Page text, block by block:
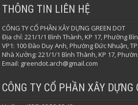
THÔNG TIN LIÊN HỆ
CÔNG TY CỔ PHẦN XÂY DỰNG GREEN DOT
Địa chỉ: 221/1/1 Bình Thành, KP 17, Phường
VP1: 100 Đào Duy Anh, Phường Đức Nhuận,
Nhà Xưởng: 221/1/1 Bình Thành, KP 17,
Email: greendot.arch@gmail.com
CÔNG TY CỔ PHẦN XÂY DỰNG